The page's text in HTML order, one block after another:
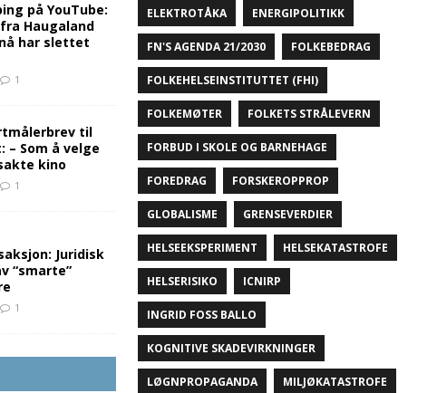
på YouTube:
Haugaland
har slettet
1
til
– Som å velge
kino
1
Juridisk
“smarte”
1
ELEKTROTÅKA ENERGIPOLITIKK
FN'S AGENDA 21/2030 FOLKEBEDRAG
FOLKEHELSEINSTITUTTET (FHI)
FOLKEMØTER FOLKETS STRÅLEVERN
FORBUD I SKOLE OG BARNEHAGE
FOREDRAG FORSKEROPPROP
GLOBALISME GRENSEVERDIER
HELSEEKSPERIMENT HELSEKATASTROFE
HELSERISIKO ICNIRP
INGRID FOSS BALLO
KOGNITIVE SKADEVIRKNINGER
LØGNPROPAGANDA MILJØKATASTROFE